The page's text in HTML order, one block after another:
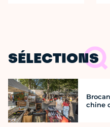
SÉLECTIONS
chine